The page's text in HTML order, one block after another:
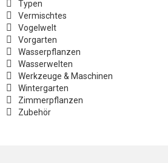
Typen
Vermischtes
Vogelwelt
Vorgarten
Wasserpflanzen
Wasserwelten
Werkzeuge & Maschinen
Wintergarten
Zimmerpflanzen
Zubehör